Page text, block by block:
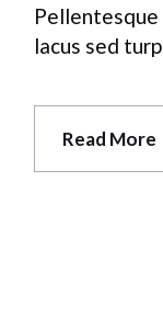
Pellentesque
lacus sed
Read More